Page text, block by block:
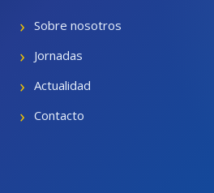
Sobre nosotros
Jornadas
Actualidad
Contacto